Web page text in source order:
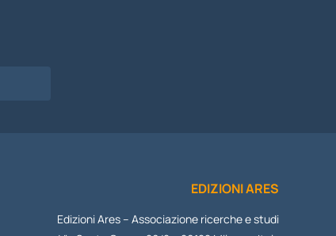
EDIZIONI ARES
Edizioni Ares – Associazione ricerche e studi